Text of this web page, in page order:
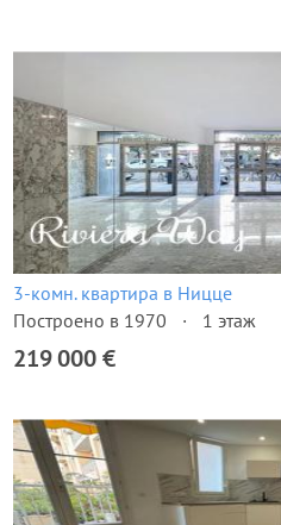
3-комн. квартира в Ницце
Построено в 1970
1 этаж
219 000 €